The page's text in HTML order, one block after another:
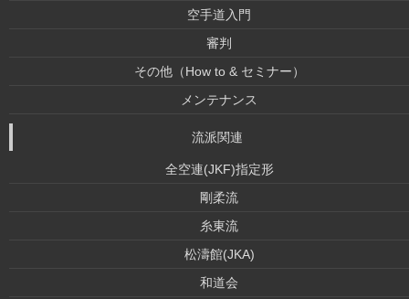
空手道入門
審判
その他（How to & セミナー）
メンテナンス
流派関連
全空連(JKF)指定形
剛柔流
糸東流
松濤館(JKA)
和道会